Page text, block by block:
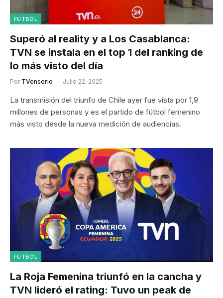
FÚTBOL
Superó al reality y a Los Casablanca:
TVN se instala en el top 1 del ranking de
lo más visto del día
Por TVenserio Julio 22, 2025
La transmisión del triunfo de Chile ayer fue vista por 1,9
millones de personas y es el partido de fútbol femenino
más visto desde la nueva medición de audiencias.
FÚTBOL
La Roja Femenina triunfó en la cancha y
TVN lideró el rating: Tuvo un peak de